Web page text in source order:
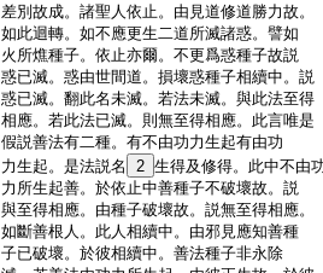
差別故成。諸聖人依止。由見道修道勝力故。
如此迴轉。如不應更生二道所滅諸惑。譬如
火所燋種子。依止亦爾。不更爲惑種子故説
惑已滅。惑由世間道。損壞惑種子相續中。説
惑已滅。翻此名未滅。若法未滅。與此法至得
相應。若此法已滅。則無至得相應。此言唯是
假説善法有二種。有不由功力生起有由功
力生起。是法説名
2 生得及修得。此中不由
力所生起善。於依止中善種子不破壞故。説
與至得相應。由種子破壞故。説無至得相應。
如斷善根人。此人相續中。由邪見應知善種
子已破壞。於彼相續中。善法種子非永除